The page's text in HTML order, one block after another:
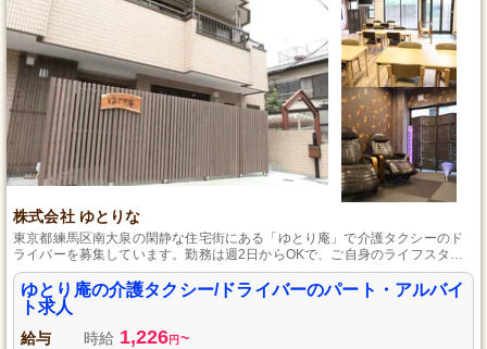
株式会社 ゆとりな
東京都練馬区南大泉の閑静な住宅街にある「ゆとり庵」で介護タクシーのド
ライバーを募集しています。勤務は週2日からOKで、ご自身のライフスタイ
ルに合わせて働けます。普通自動車運転免許が必須で、ドライバー業務全般
を担当していただきます。昇給や賞与もあり、スタッフがのびのびと気持ち
よく働ける環境を整えています。この素敵な仕事にご興味のある方はぜひご
応募ください。
ゆとり庵の介護タクシー/ドライバーのパート・アルバイ
ト求人
給与 時給 1,226円 ~